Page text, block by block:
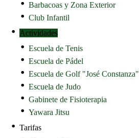
Barbacoas y Zona Exterior
Club Infantil
Actividades
Escuela de Tenis
Escuela de Pádel
Escuela de Golf "José Constanza"
Escuela de Judo
Gabinete de Fisioterapia
Yawara Jitsu
Tarifas